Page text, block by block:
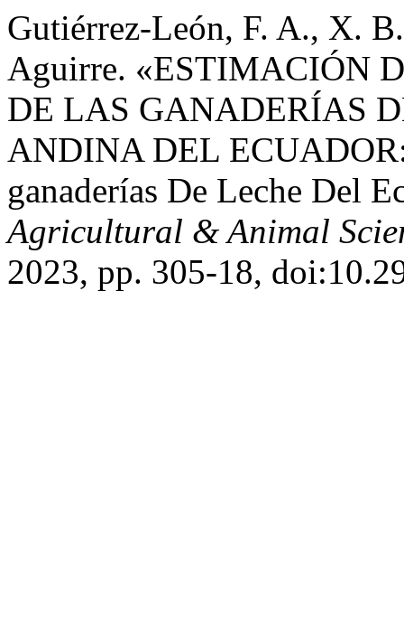
Gutiérrez-León, F. A., X.
Aguirre. «ESTIMACIÓN
DE LAS GANADERÍAS
ANDINA DEL
ganaderías De Leche Del
Agricultural & Animal
2023, pp. 305-18,